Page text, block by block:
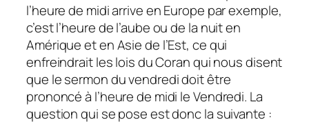
l’heure de midi arrive en Europe par exemple,
c’est l’heure de l’aube ou de la nuit en
Amérique et en Asie de l’Est, ce qui
enfreindrait les lois du Coran qui nous disent
que le sermon du vendredi doit être
prononcé à l’heure de midi le Vendredi. La
question qui se pose est donc la suivante :